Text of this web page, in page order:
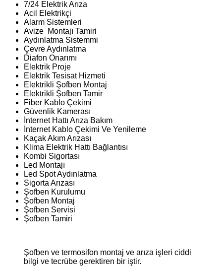
7/24 Elektrik Arıza
Acil Elektrikçi
Alarm Sistemleri
Avize Montajı Tamiri
Aydınlatma Sistemmi
Çevre Aydınlatma
Diafon Onarımı
Elektrik Proje
Elektrik Tesisat Hizmeti
Elektrikli Şofben Montaj
Elektrikli Şofben Tamir
Fiber Kablo Çekimi
Güvenlik Kamerası
İnternet Hattı Arıza Bakım
İnternet Kablo Çekimi Ve Yenileme
Kaçak Akım Arızası
Klima Elektrik Hattı Bağlantısı
Kombi Sigortası
Led Montajı
Led Spot Aydınlatma
Sigorta Arızası
Şofben Kurulumu
Şofben Montaj
Şofben Servisi
Şofben Tamiri
Şofben ve termosifon montaj ve arıza işleri ciddi
bilgi ve tecrübe gerektiren bir iştir.